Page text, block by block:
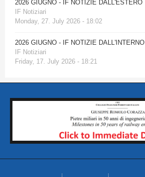
2026 GIUGNO - IF NOTIZIE DALL'ESTERO
IF Notiziari
Monday, 27. July 2026 - 18:02
2026 GIUGNO - IF NOTIZIE DALL'INTERNO
IF Notiziari
Friday, 17. July 2026 - 18:21